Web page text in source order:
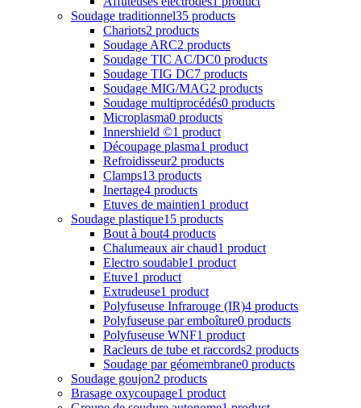
Microplasma0 products
Innershield ©1 product
Découpage plasma
Refroidisseur2 products
Clamps13 products
Inertage4 products
Etuves de maintien1 product
Soudage plastique15 products
Bout à bout4 products
Chalumeaux air chaud1 product
Electro soudable1 product
Etuve1 product
Extrudeuse1 product
Polyfuseuse Infrarouge (IR)
Polyfuseuse par emboîture0 products
Polyfuseuse WNF1 product
Racleurs de tube et raccords
Soudage par géomembrane0 products
Soudage goujon2 products
Brasage oxycoupage1 product
Groupe de soudure autonome
Dévidoirs1 product
Vireurs2 products
Positionneurs1 product
Système d'aspiration et filtration2 products
Outillages69 products
A MAIN3 products
Caisses à outils1 product